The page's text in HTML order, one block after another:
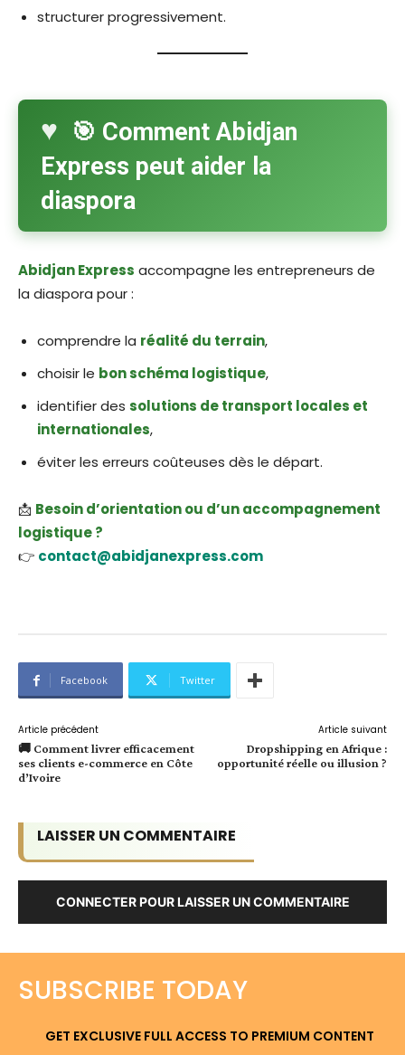
structurer progressivement.
🎯 Comment Abidjan
Express peut aider la
diaspora
Abidjan Express accompagne les entrepreneurs de
la diaspora pour :
comprendre la réalité du terrain,
choisir le bon schéma logistique,
identifier des solutions de transport locales et
internationales,
éviter les erreurs coûteuses dès le départ.
📩 Besoin d’orientation ou d’un accompagnement
logistique ?
👉 contact@abidjanexpress.com
Facebook Twitter
Article précédent
🚚 Comment livrer efficacement
ses clients e-commerce en Côte
d’Ivoire
Article suivant
Dropshipping en Afrique :
opportunité réelle ou illusion ?
LAISSER UN COMMENTAIRE
CONNECTER POUR LAISSER UN COMMENTAIRE
SUBSCRIBE TODAY
GET EXCLUSIVE FULL ACCESS TO PREMIUM CONTENT